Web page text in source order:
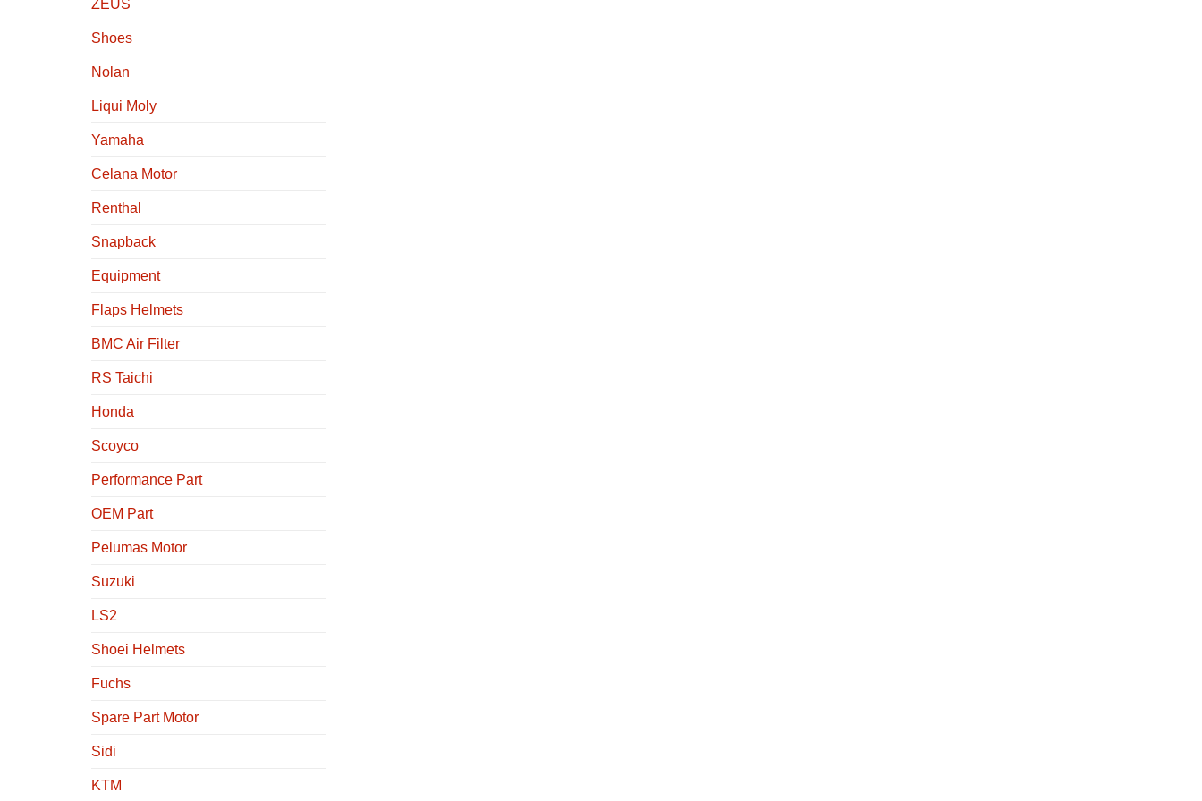
ZEUS
Shoes
Nolan
Liqui Moly
Yamaha
Celana Motor
Renthal
Snapback
Equipment
Flaps Helmets
BMC Air Filter
RS Taichi
Honda
Scoyco
Performance Part
OEM Part
Pelumas Motor
Suzuki
LS2
Shoei Helmets
Fuchs
Spare Part Motor
Sidi
KTM